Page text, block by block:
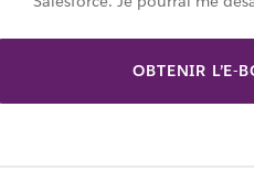
OBTENIR L’E-